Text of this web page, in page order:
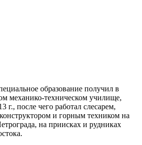
образование получил в
механико-техническом училище,
г., после чего работал слесарем,
и горным техником на
на приисках и рудниках